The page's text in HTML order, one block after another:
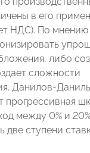
в его
НДС). По
либо
сложности
Данилов-
прогрессивная
между 0% и
две ступени